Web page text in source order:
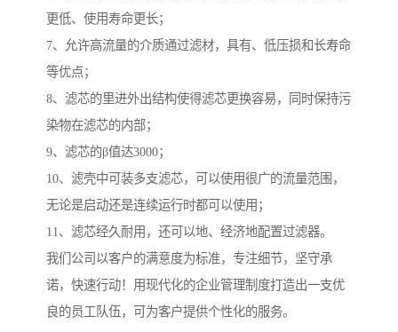
更低、使用寿命更长；
7、允许高流量的介质通过滤材，具有、低压损和长寿命
等优点；
8、滤芯的里进外出结构使得滤芯更换容易，同时保持污
染物在滤芯的内部；
9、滤芯的β值达3000；
10、滤壳中可装多支滤芯，可以使用很广的流量范围，
无论是启动还是连续运行时都可以使用；
11、滤芯经久耐用，还可以地、经济地配置过滤器。
我们公司以客户的满意度为标准，专注细节，坚守承
诺，快速行动！用现代化的企业管理制度打造出一支优
良的员工队伍，可为客户提供个性化的服务。